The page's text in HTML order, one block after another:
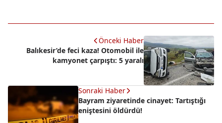
Önceki Haber
Balıkesir’de feci kaza! Otomobil ile
kamyonet çarpıştı: 5 yaralı
Sonraki Haber
Bayram ziyaretinde cinayet: Tartıştığı
eniştesini öldürdü!